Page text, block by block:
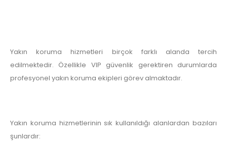
Yakın koruma hizmetleri birçok farklı alanda tercih
edilmektedir. Özellikle VIP güvenlik gerektiren durumlarda
profesyonel yakın koruma ekipleri görev almaktadır.
Yakın koruma hizmetlerinin sık kullanıldığı alanlardan bazıları
şunlardır: